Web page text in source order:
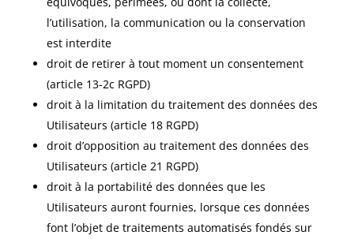
l’utilisation, la communication ou la conservation
est interdite
droit de retirer à tout moment un consentement
(article 13-2c RGPD)
droit à la limitation du traitement des données des
Utilisateurs (article 18 RGPD)
droit d’opposition au traitement des données des
Utilisateurs (article 21 RGPD)
droit à la portabilité des données que les
Utilisateurs auront fournies, lorsque ces données
font l’objet de traitements automatisés fondés sur